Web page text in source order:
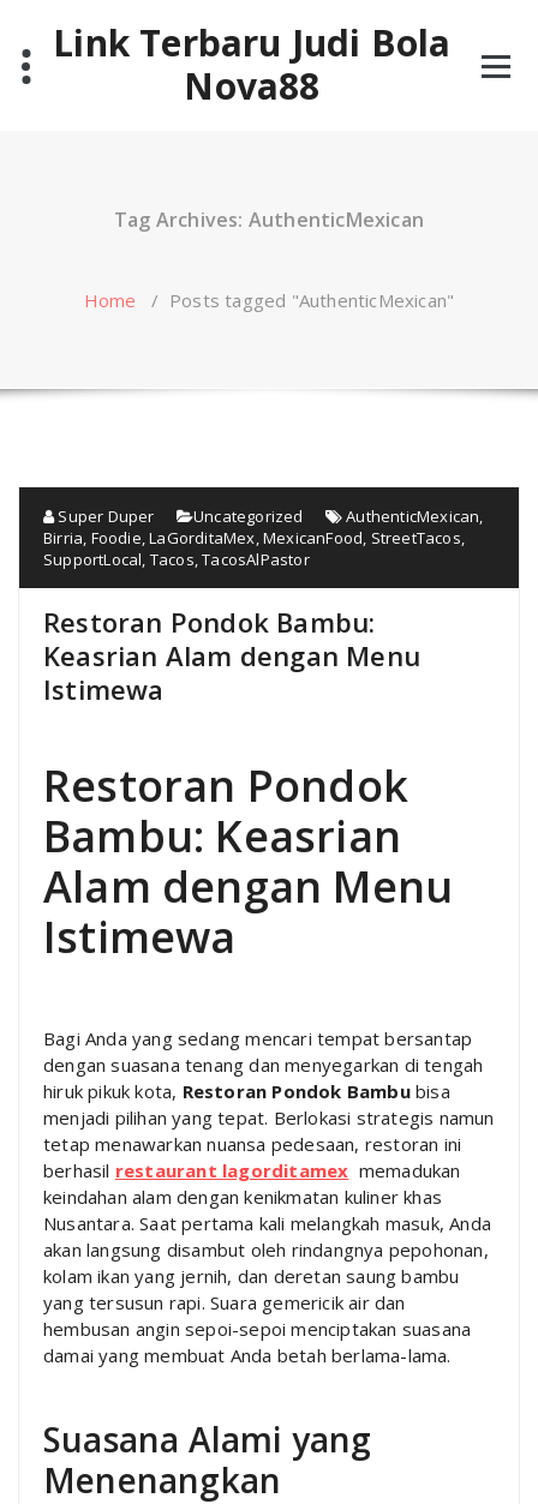
contentLink Terbaru Judi Bola
Nova88
Tag Archives: AuthenticMexican
Home / Posts tagged "AuthenticMexican"
Super Duper Uncategorized AuthenticMexican
Birria Foodie ,LaGorditaMex ,MexicanFood StreetTacos
SupportLocal Tacos ,TacosAlPastor
Restoran Pondok Bambu:
Keasrian Alam dengan Menu
Istimewa
Restoran Pondok
Bambu: Keasrian
Alam dengan Menu
Istimewa
Bagi Anda yang sedang mencari tempat bersantap
dengan suasana tenang dan menyegarkan di tengah
hiruk pikuk kota, Restoran Pondok Bambubisa
menjadi pilihan yang tepat. Berlokasi strategis namun
tetap menawarkan nuansa pedesaan, restoran ini
berhasil restaurant lagorditamex memadukan
keindahan alam dengan kenikmatan kuliner khas
Nusantara. Saat pertama kali melangkah masuk, Anda
akan langsung disambut oleh rindangnya pepohonan,
kolam ikan yang jernih, dan deretan saung bambu
yang tersusun rapi. Suara gemericik air dan
hembusan angin sepoi-sepoi menciptakan suasana
damai yang membuat Anda betah berlama-lama.
Suasana Alami yang
Menenangkan